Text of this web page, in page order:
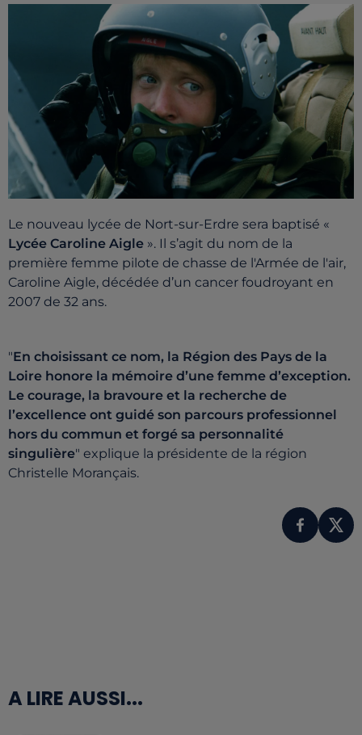
Le nouveau lycée de Nort-sur-Erdre sera baptisé «
Lycée Caroline Aigle ». Il s’agit du nom de la
première femme pilote de chasse de l'Armée de l'air,
Caroline Aigle, décédée d’un cancer foudroyant en
2007 de 32 ans.
"En choisissant ce nom, la Région des Pays de la
Loire honore la mémoire d’une femme d’exception.
Le courage, la bravoure et la recherche de
l’excellence ont guidé son parcours professionnel
hors du commun et forgé sa personnalité
singulière" explique la présidente de la région
Christelle Morançais.
A LIRE AUSSI...